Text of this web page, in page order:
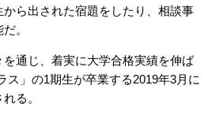
ら出された宿題をしたり、相談事
。
通じ、着実に大学合格実績を伸ば
ス」の1期生が卒業する2019年3月に
る。